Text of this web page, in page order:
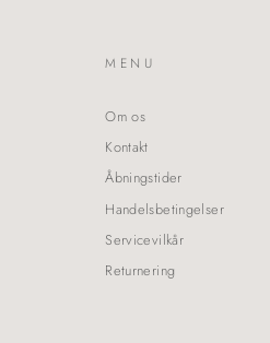
MENU
Om os
Kontakt
Åbningstider
Handelsbetingelser
Servicevilkår
Returnering